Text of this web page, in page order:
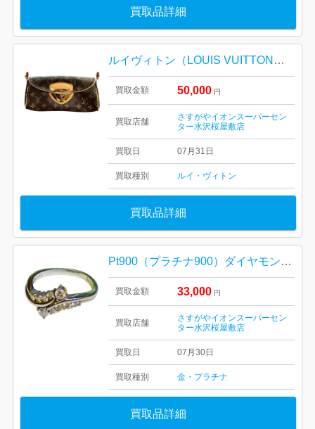
買取品詳細
ルイヴィトン（LOUIS VUITTON）モノグラム ポシェット・ビバリー（型番：M40122）
買取金額 50,000 円
買取店舗
さすがやイオンスーパーセン
ター水沢桜屋敷店
買取日 07月31日
買取種別 ルイ・ヴィトン
買取品詳細
Pt900（プラチナ900）ダイヤモンド付きリング ジュエリー アクセサリー
買取金額 33,000 円
買取店舗
さすがやイオンスーパーセン
ター水沢桜屋敷店
買取日 07月30日
買取種別 金・プラチナ
買取品詳細